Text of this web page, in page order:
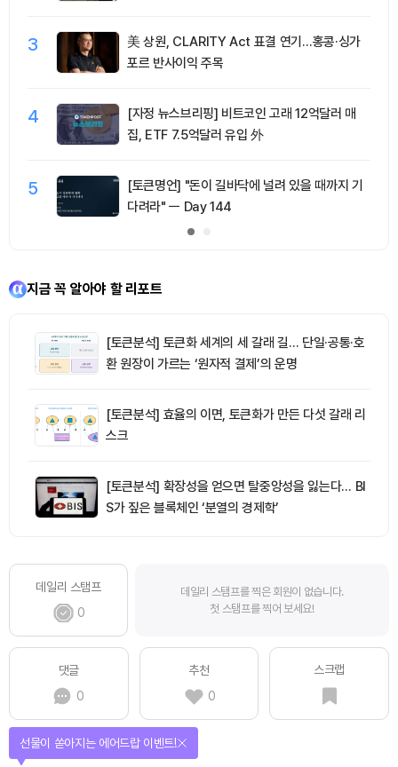
3
美 상원, CLARITY Act 표결 연기…홍콩·싱가
포르 반사이익 주목
4
[자정 뉴스브리핑] 비트코인 고래 12억달러 매
집, ETF 7.5억달러 유입 外
5
[토큰명언] "돈이 길바닥에 널려 있을 때까지 기
다려라" ㅡ Day 144
지금 꼭 알아야 할 리포트
[토큰분석] 토큰화 세계의 세 갈래 길… 단일·공통·호
환 원장이 가르는 ‘원자적 결제’의 운명
[토큰분석] 효율의 이면, 토큰화가 만든 다섯 갈래 리
스크
[토큰분석] 확장성을 얻으면 탈중앙성을 잃는다… BI
S가 짚은 블록체인 ‘분열의 경제학’
데일리 스탬프
0
데일리 스탬프를 찍은 회원이 없습니다.
첫 스탬프를 찍어 보세요!
댓글
0
추천
0
스크랩
선물이 쏟아지는 에어드랍 이벤트!